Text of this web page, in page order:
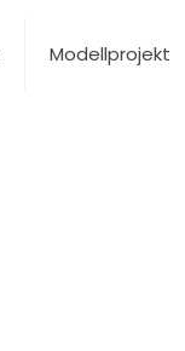
Modellprojekt